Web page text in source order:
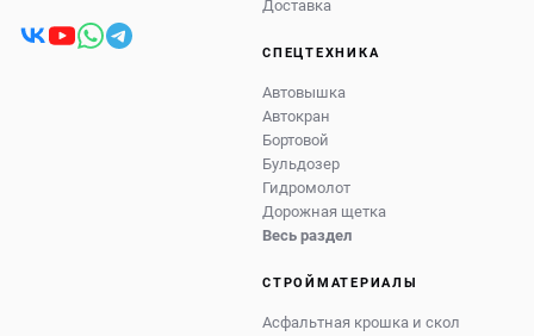
Доставка
СПЕЦТЕХНИКА
Автовышка
Автокран
Бортовой
Бульдозер
Гидромолот
Дорожная щетка
Весь раздел
СТРОЙМАТЕРИАЛЫ
Асфальтная крошка и скол